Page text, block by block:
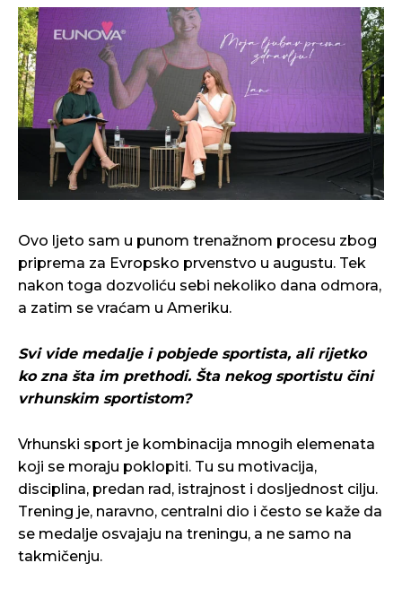
Ovo ljeto sam u punom trenažnom procesu zbog
priprema za Evropsko prvenstvo u augustu. Tek
nakon toga dozvoliću sebi nekoliko dana odmora,
a zatim se vraćam u Ameriku.
Svi vide medalje i pobjede sportista, ali rijetko
ko zna šta im prethodi. Šta nekog sportistu čini
vrhunskim sportistom?
Vrhunski sport je kombinacija mnogih elemenata
koji se moraju poklopiti. Tu su motivacija,
disciplina, predan rad, istrajnost i dosljednost cilju.
Trening je, naravno, centralni dio i često se kaže da
se medalje osvajaju na treningu, a ne samo na
takmičenju.